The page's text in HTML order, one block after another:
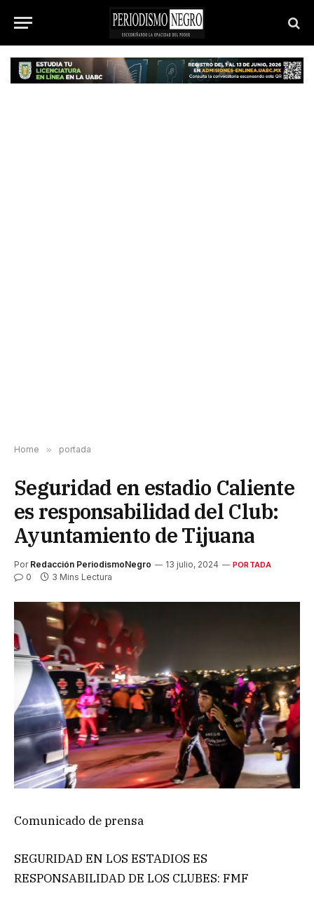
Home » portada
Seguridad en estadio Caliente
es responsabilidad del Club:
Ayuntamiento de Tijuana
Por Redacción PeriodismoNegro 13 julio, 2024 PORTADA
0 3 Mins Lectura
Comunicado de prensa
SEGURIDAD EN LOS ESTADIOS ES
RESPONSABILIDAD DE LOS CLUBES: FMF